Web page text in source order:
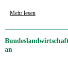
Mehr lesen
an